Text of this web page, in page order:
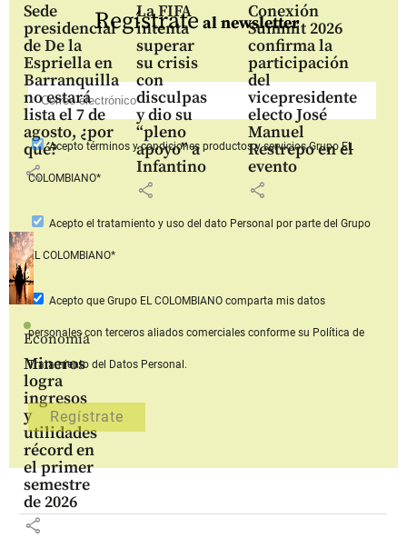
Sede
presidencial
de De la
Espriella en
Barranquilla
no estará
lista el 7 de
agosto, ¿por
qué?
share
La FIFA
intenta
superar
su crisis
con
disculpas
y dio su
“pleno
apoyo” a
Infantino
share
Conexión
Summit 2026
confirma la
participación
del
vicepresidente
electo José
Manuel
Restrepo en el
evento
share
Economía
Mineros
logra
ingresos
y
utilidades
récord en
el primer
semestre
de 2026
share
Regístrate al newsletter
Aceptotérminos y condiciones productos y serviciosGrupo EL
COLOMBIANO*
Acepto el tratamiento y uso del dato Personal por parte del Grupo
EL COLOMBIANO*
Acepto que Grupo EL COLOMBIANOcomparta mis datos
personales con terceros aliados comerciales conforme su Política de
Tratamiento del Datos Personal.